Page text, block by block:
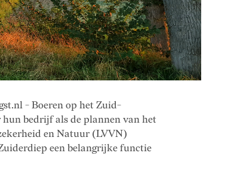
- Boeren op het Zuid-
bedrijf als de plannen van het
en Natuur (LVVN)
een belangrijke functie